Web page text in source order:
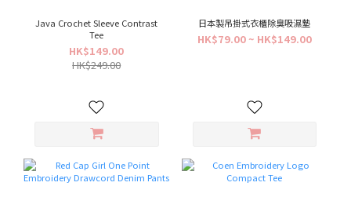
Java Crochet Sleeve Contrast
Tee
HK$149.00
HK$249.00
日本製吊掛式衣櫃除臭吸濕墊
HK$79.00 ~ HK$149.00